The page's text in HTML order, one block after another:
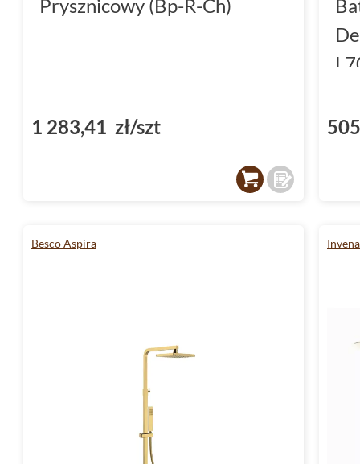
Prysznicowy (Bp-R-Ch)
1 283,41 zł/szt
Besco Aspira